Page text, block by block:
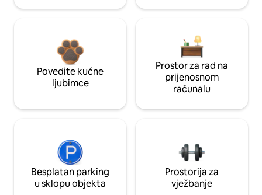
Povedite kućne
ljubimce
Prostor za rad na
prijenosnom
računalu
Besplatan parking
u sklopu objekta
Prostorija za
vježbanje